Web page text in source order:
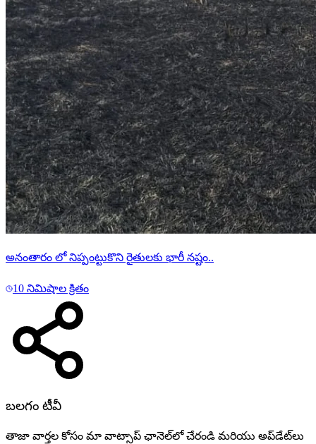
అనంతారం లో నిప్పంట్టుకొని రైతులకు భారీ నష్టం..
10 నిమిషాల క్రితం
బలగం టీవీ
తాజా వార్తల కోసం మా వాట్సాప్ ఛానెల్‌లో చేరండి మరియు అప్‌డేట్‌లు